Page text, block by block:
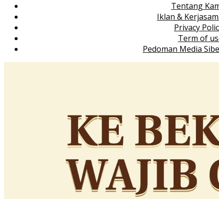
Tentang
Iklan &
Privacy
Term of
Pedoman Media